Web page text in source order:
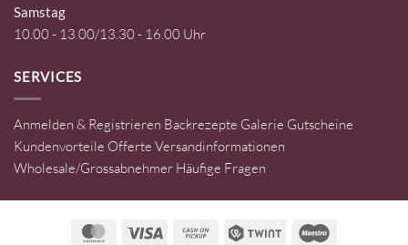
Samstag
10.00 - 13.00/13.30 - 16.00 Uhr
SERVICES
Anmelden & Registrieren Backrezepte Galerie Gutscheine
Kundenvorteile Offerte Versandinformationen
Wholesale/Grossabnehmer Häufige Fragen
MasterCardVisa
Cash
Twint